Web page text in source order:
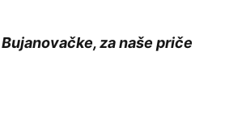
za naše priče